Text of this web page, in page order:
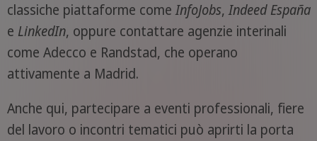
classiche piattaforme come InfoJobs, Indeed España
e LinkedIn, oppure contattare agenzie interinali
come Adecco e Randstad, che operano
attivamente a Madrid.
Anche qui, partecipare a eventi professionali, fiere
del lavoro o incontri tematici può aprirti la porta